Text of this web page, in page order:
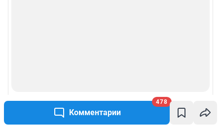
Комментарии
478